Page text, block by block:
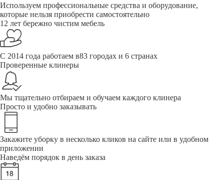
Используем профессиональные средства и оборудование,
которые нельзя приобрести самостоятельно
12 лет бережно чистим мебель
С 2014 года работаем в83 городах и 6 странах
Проверенные клинеры
Мы тщательно отбираем и обучаем каждого клинера
Просто и удобно заказывать
Закажите уборку в несколько кликов на сайте или в удобном
приложении
Наведём порядок в день заказа